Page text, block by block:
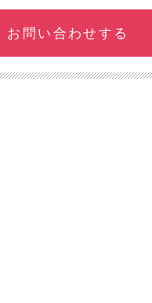
お問い合わせする